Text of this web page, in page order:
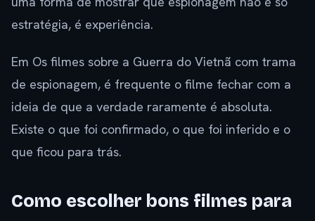
estratégia, é experiência.
Em Os filmes sobre a Guerra do Vietnã com trama
de espionagem, é frequente o filme fechar com a
ideia de que a verdade raramente é absoluta.
Existe o que foi confirmado, o que foi inferido e o
que ficou para trás.
Como escolher bons filmes para